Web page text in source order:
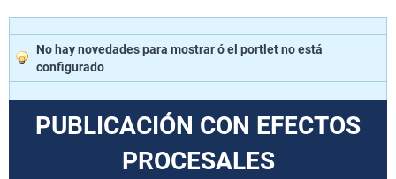
No hay novedades para mostrar ó el portlet no está
configurado
PUBLICACIÓN CON EFECTOS
PROCESALES